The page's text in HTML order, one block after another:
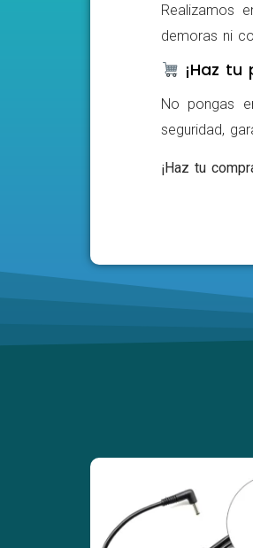
Realizamos
demoras ni
¡Haz
No pongas
seguridad,
¡Haz tu